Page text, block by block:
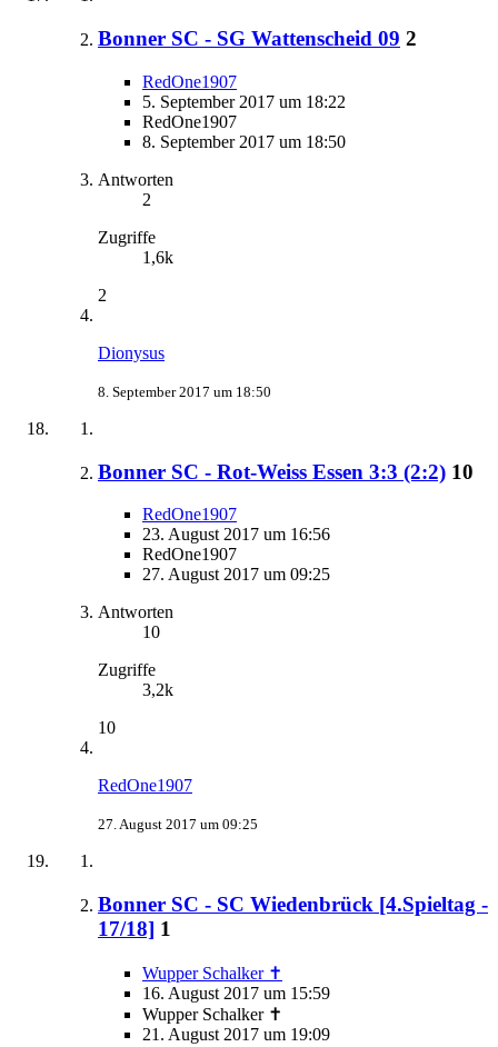
Bonner SC - SG Wattenscheid 09 2
RedOne1907
5. September 2017 um 18:22
RedOne1907
8. September 2017 um 18:50
Antworten
2
Zugriffe
1,6k
2
Dionysus
8. September 2017 um 18:50
Bonner SC - Rot-Weiss Essen 3:3 (2:2) 10
RedOne1907
23. August 2017 um 16:56
RedOne1907
27. August 2017 um 09:25
Antworten
10
Zugriffe
3,2k
10
RedOne1907
27. August 2017 um 09:25
Bonner SC - SC Wiedenbrück [4.Spieltag -
17/18] 1
Wupper Schalker ✝
16. August 2017 um 15:59
Wupper Schalker ✝
21. August 2017 um 19:09